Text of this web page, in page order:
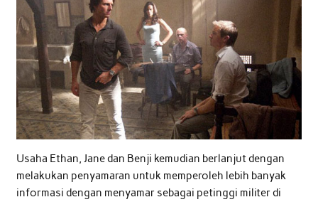
Usaha Ethan, Jane dan Benji kemudian berlanjut dengan
melakukan penyamaran untuk memperoleh lebih banyak
informasi dengan menyamar sebagai petinggi militer di